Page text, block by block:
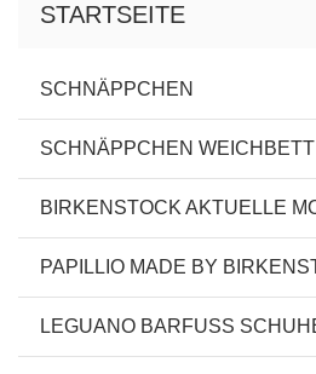
STARTSEITE
SCHNÄPPCHEN
SCHNÄPPCHEN WEICHBETT
BIRKENSTOCK AKTUELLE
PAPILLIO MADE BY
LEGUANO BARFUSS